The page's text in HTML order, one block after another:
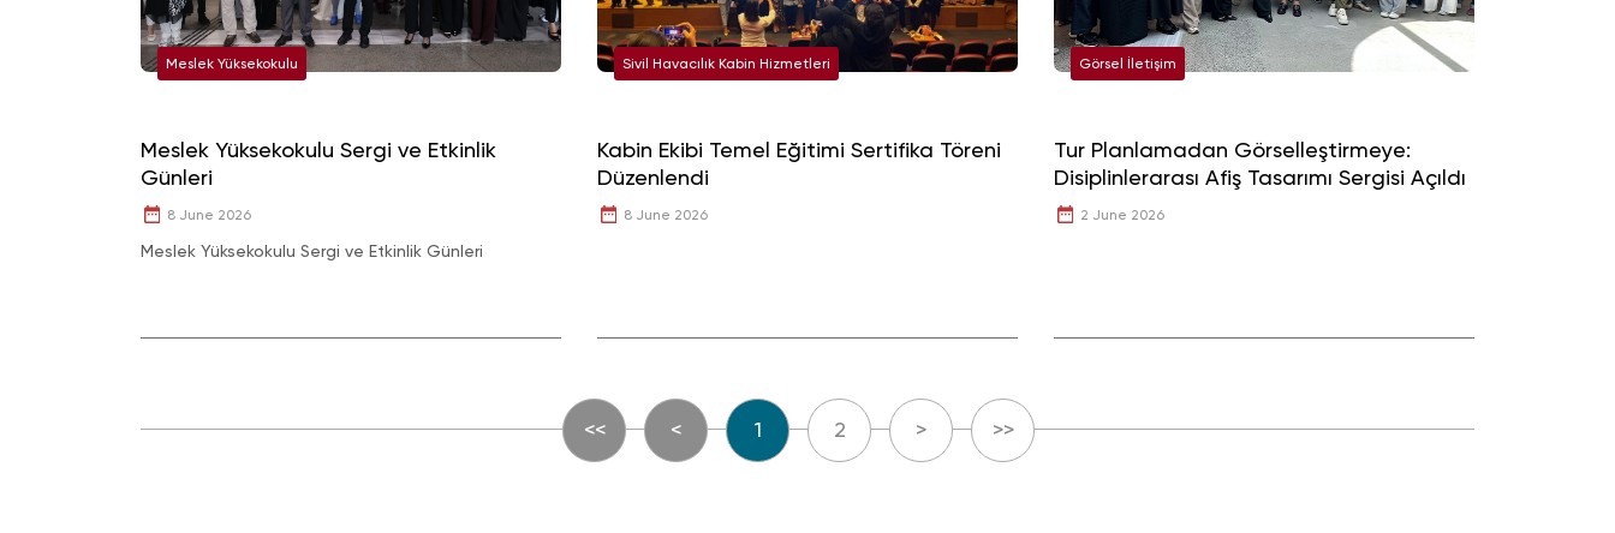
Meslek Yüksekokulu
Meslek Yüksekokulu Sergi ve Etkinlik
Günleri
8 June 2026
Meslek Yüksekokulu Sergi ve Etkinlik Günleri
Sivil Havacılık Kabin Hizmetleri
Kabin Ekibi Temel Eğitimi Sertifika Töreni
Düzenlendi
8 June 2026
Görsel İletişim
Tur Planlamadan Görselleştirmeye:
Disiplinlerarası Afiş Tasarımı Sergisi Açıldı
2 June 2026
<< < 1 2 > >>